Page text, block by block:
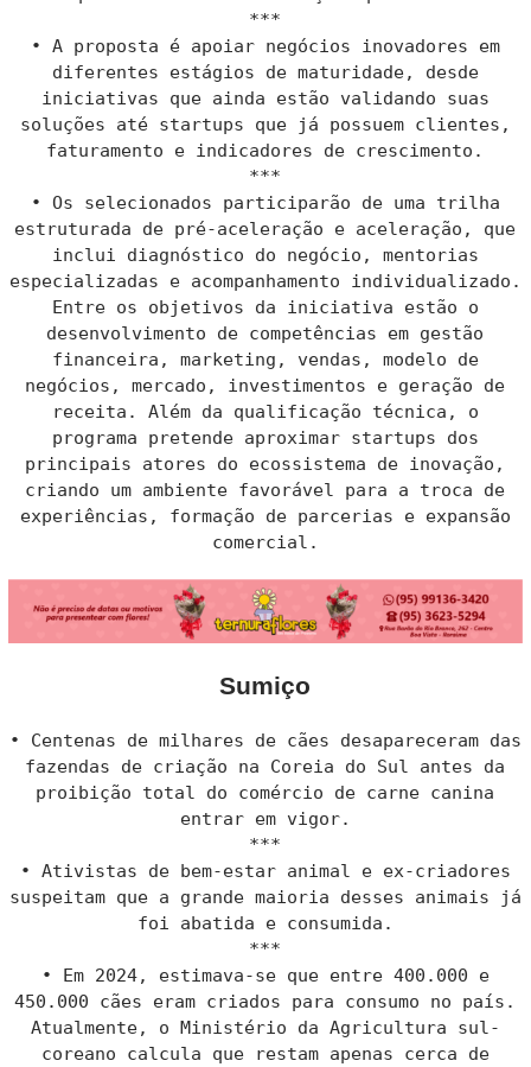
***
• A proposta é apoiar negócios inovadores em
diferentes estágios de maturidade, desde
iniciativas que ainda estão validando suas
soluções até startups que já possuem clientes,
faturamento e indicadores de crescimento.
***
• Os selecionados participarão de uma trilha
estruturada de pré-aceleração e aceleração, que
inclui diagnóstico do negócio, mentorias
especializadas e acompanhamento individualizado.
Entre os objetivos da iniciativa estão o
desenvolvimento de competências em gestão
financeira, marketing, vendas, modelo de
negócios, mercado, investimentos e geração de
receita. Além da qualificação técnica, o
programa pretende aproximar startups dos
principais atores do ecossistema de inovação,
criando um ambiente favorável para a troca de
experiências, formação de parcerias e expansão
comercial.
Sumiço
• Centenas de milhares de cães desapareceram das
fazendas de criação na Coreia do Sul antes da
proibição total do comércio de carne canina
entrar em vigor.
***
• Ativistas de bem-estar animal e ex-criadores
suspeitam que a grande maioria desses animais já
foi abatida e consumida.
***
• Em 2024, estimava-se que entre 400.000 e
450.000 cães eram criados para consumo no país.
Atualmente, o Ministério da Agricultura sul-
coreano calcula que restam apenas cerca de